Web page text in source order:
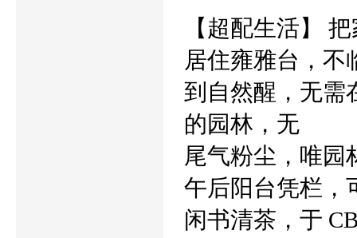
【超配生活】
居住雍雅台，不
到自然醒，无需
的园林，无
尾气粉尘，唯园
午后阳台凭栏，
闲书清茶，于